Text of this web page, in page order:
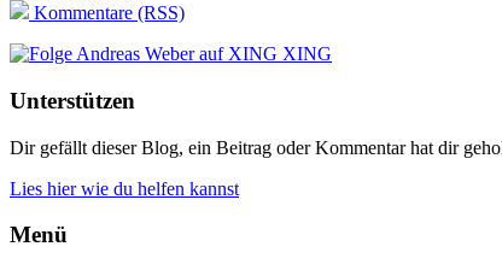
Kommentare (RSS)
XING
Unterstützen
Dir gefällt dieser Blog, ein Beitrag oder Kommentar hat dir
Lies hier wie du helfen kannst
Menü